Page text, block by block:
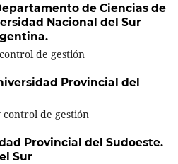
de Ciencias de
Nacional del Sur
de gestión
Provincial del
control de gestión
Provincial del Sudoeste.
Sur